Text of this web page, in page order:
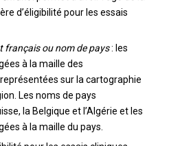
d’éligibilité pour les essais
français ou nom de pays: les
à la maille des
sur la cartographie
Les noms de pays
la Belgique et l’Algérie et les
à la maille du pays.